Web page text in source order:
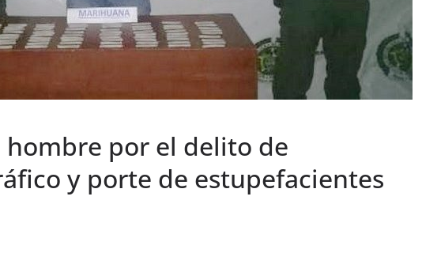
por el delito de
y porte de estupefacientes